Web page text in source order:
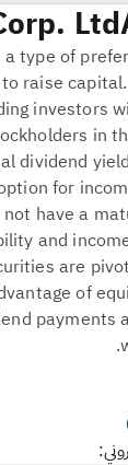
Ltd.
type of
raise
investors
in
dividend
for
have a
and
are
of
payments